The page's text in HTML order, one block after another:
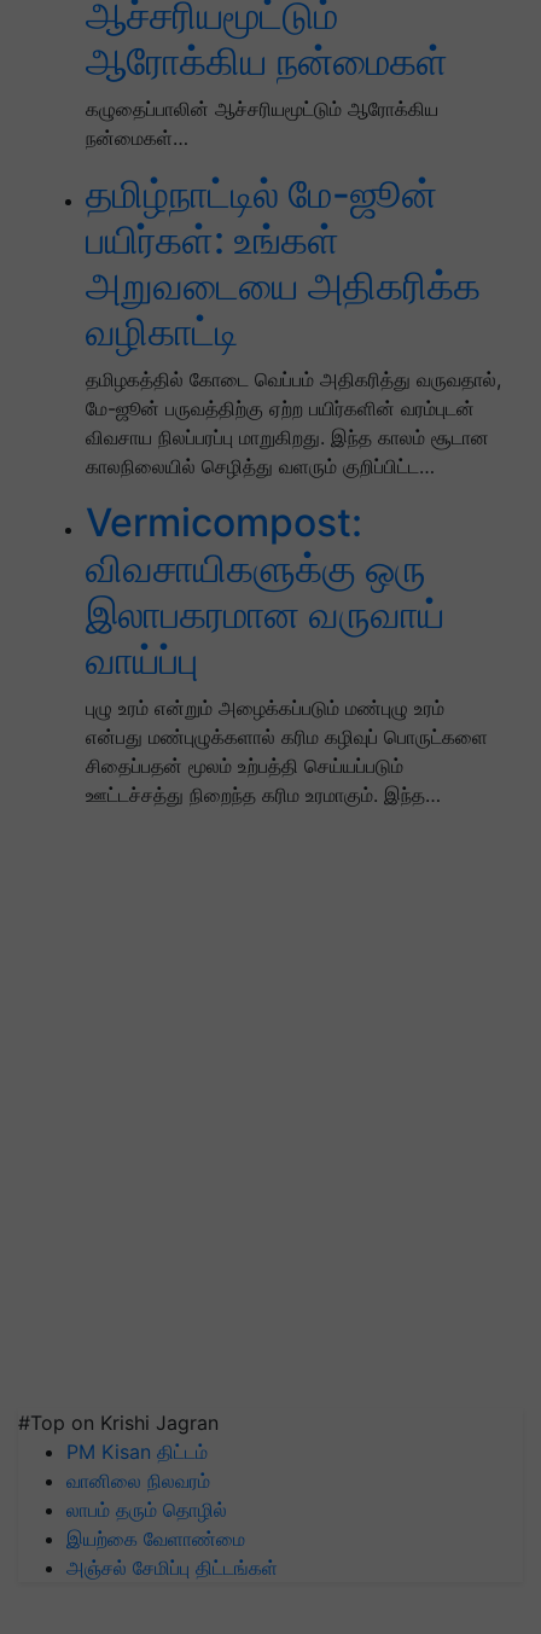
ஆச்சரியமூட்டும்
ஆரோக்கிய நன்மைகள்
கழுதைப்பாலின் ஆச்சரியமூட்டும் ஆரோக்கிய
நன்மைகள்…
தமிழ்நாட்டில் மே-ஜூன்
பயிர்கள்: உங்கள்
அறுவடையை அதிகரிக்க
வழிகாட்டி
தமிழகத்தில் கோடை வெப்பம் அதிகரித்து வருவதால்,
மே-ஜூன் பருவத்திற்கு ஏற்ற பயிர்களின் வரம்புடன்
விவசாய நிலப்பரப்பு மாறுகிறது. இந்த காலம் சூடான
காலநிலையில் செழித்து வளரும் குறிப்பிட்ட…
Vermicompost:
விவசாயிகளுக்கு ஒரு
இலாபகரமான வருவாய்
வாய்ப்பு
புழு உரம் என்றும் அழைக்கப்படும் மண்புழு உரம்
என்பது மண்புழுக்களால் கரிம கழிவுப் பொருட்களை
சிதைப்பதன் மூலம் உற்பத்தி செய்யப்படும்
ஊட்டச்சத்து நிறைந்த கரிம உரமாகும். இந்த…
#Top on Krishi Jagran
PM Kisan திட்டம்
வானிலை நிலவரம்
லாபம் தரும் தொழில்
இயற்கை வேளாண்மை
அஞ்சல் சேமிப்பு திட்டங்கள்